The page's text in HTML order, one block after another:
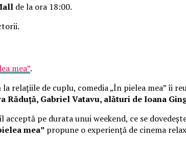
de la ora 18:00.
mea”.
de cuplu, comedia „În pielea mea” îi
Răduță, Gabriel Vatavu, alături de Ioana
pe durata unui weekend, ce se
mea” propune o experiență de cinema